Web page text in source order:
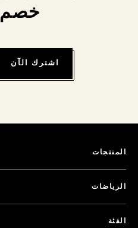
خصم 10٪
اشترك الآن
المنتجات
الرياضات
الفئة